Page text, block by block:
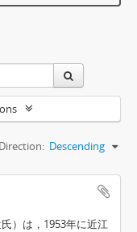
Direction: Descending
）は，1953年に近江